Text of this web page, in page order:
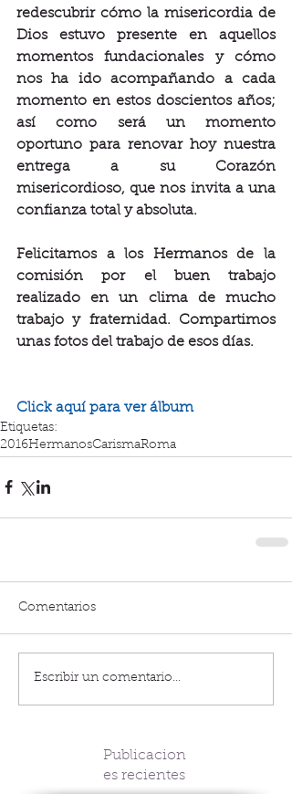
redescubrir cómo la misericordia de
Dios estuvo presente en aquellos
momentos fundacionales y cómo
nos ha ido acompañando a cada
momento en estos doscientos años;
así como será un momento
oportuno para renovar hoy nuestra
entrega a su Corazón
misericordioso, que nos invita a una
confianza total y absoluta.
Felicitamos a los Hermanos de la
comisión por el buen trabajo
realizado en un clima de mucho
trabajo y fraternidad. Compartimos
unas fotos del trabajo de esos días.
Click aquí para ver álbum
Etiquetas:
2016HermanosCarismaRoma
Comentarios
Escribir un comentario...
Publicacion
es recientes